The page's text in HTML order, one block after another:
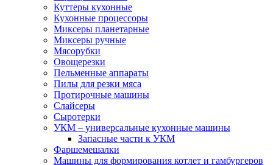
Куттеры кухонные
Кухонные процессоры
Миксеры планетарные
Миксеры ручные
Мясорубки
Овощерезки
Пельменные аппараты
Пилы для резки мяса
Протирочные машины
Слайсеры
Сыротерки
УКМ – универсальные кухонные машины
Запасные части к УКМ
Фаршемешалки
Машины для формирования котлет и гамбургеров